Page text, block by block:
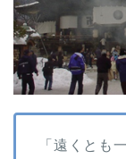
「遠くとも